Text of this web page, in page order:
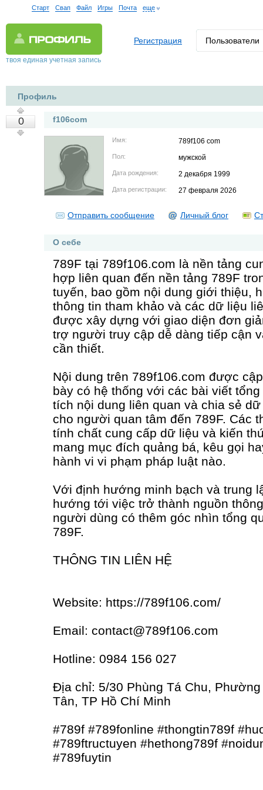
Старт Свап Файл Игры Почта еще
твоя единая учетная запись
Регистрация Пользователи
Профиль
0 f106com
Имя: 789f106 com
Пол: мужской
Дата рождения: 2 декабря 1999
Дата регистрации: 27 февраля 2026
Отправить сообщение Личный блог
О себе
789F tại 789f106.com là nền tảng
hợp liên quan đến nền tảng 789F
tuyến, bao gồm nội dung giới thiệu,
thông tin tham khảo và các dữ liệu
được xây dựng với giao diện đơn
trợ người truy cập dễ dàng tiếp cận
cần thiết.
Nội dung trên 789f106.com được
bày có hệ thống với các bài viết
tích nội dung liên quan và chia sẻ
cho người quan tâm đến 789F. Các
tính chất cung cấp dữ liệu và kiến
mang mục đích quảng bá, kêu gọi
hành vi vi phạm pháp luật nào.
Với định hướng minh bạch và trung
hướng tới việc trở thành nguồn
người dùng có thêm góc nhìn tổng
789F.
THÔNG TIN LIÊN HỆ
Website: https://789f106.com/
Email: contact@789f106.com
Hotline: 0984 156 027
Địa chỉ: 5/30 Phùng Tá Chu,
Tân, TP Hồ Chí Minh
#789f #789fonline #thongtin789f
#789ftructuyen #hethong789f
#789fuytin